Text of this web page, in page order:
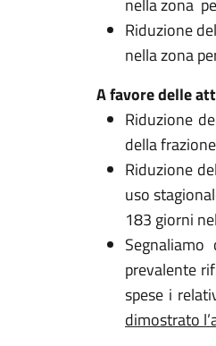
nella zona
Riduzione
nella zona
A favore delle
Riduzione
della
Riduzione
uso
183 giorni
prevalente
spese i
dimostrato